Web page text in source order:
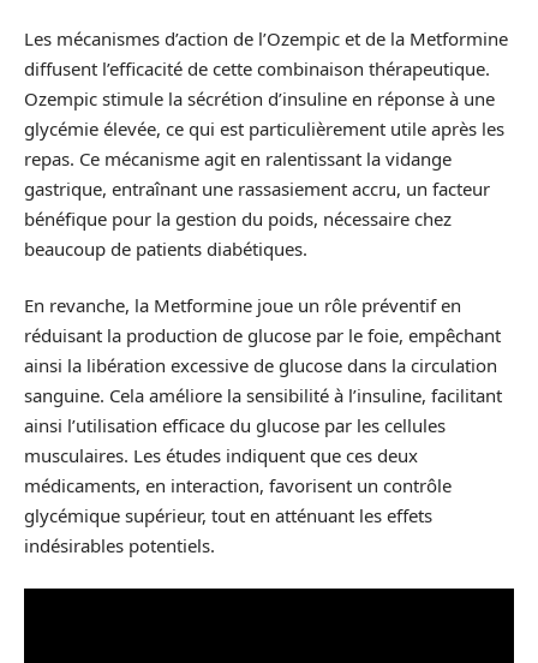
Les mécanismes d’action de l’Ozempic et de la Metformine
diffusent l’efficacité de cette combinaison thérapeutique.
Ozempic stimule la sécrétion d’insuline en réponse à une
glycémie élevée, ce qui est particulièrement utile après les
repas. Ce mécanisme agit en ralentissant la vidange
gastrique, entraînant une rassasiement accru, un facteur
bénéfique pour la gestion du poids, nécessaire chez
beaucoup de patients diabétiques.
En revanche, la Metformine joue un rôle préventif en
réduisant la production de glucose par le foie, empêchant
ainsi la libération excessive de glucose dans la circulation
sanguine. Cela améliore la sensibilité à l’insuline, facilitant
ainsi l’utilisation efficace du glucose par les cellules
musculaires. Les études indiquent que ces deux
médicaments, en interaction, favorisent un contrôle
glycémique supérieur, tout en atténuant les effets
indésirables potentiels.